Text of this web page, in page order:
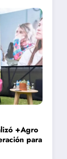
+Agro
para